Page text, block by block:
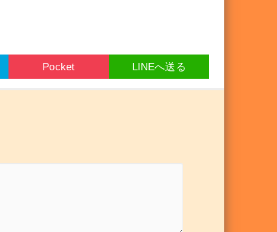
Pocket LINEへ送る